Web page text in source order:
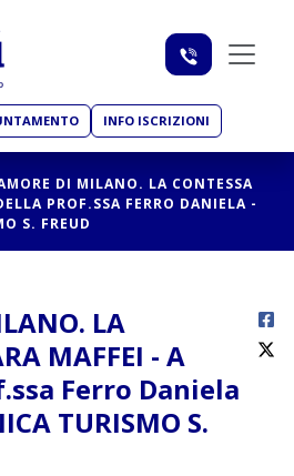
INFO ISCRIZIONI
DI MILANO. LA CONTESSA
PROF.SSA FERRO DANIELA -
S. FREUD
LA
MAFFEI - A
Ferro Daniela
TURISMO S.